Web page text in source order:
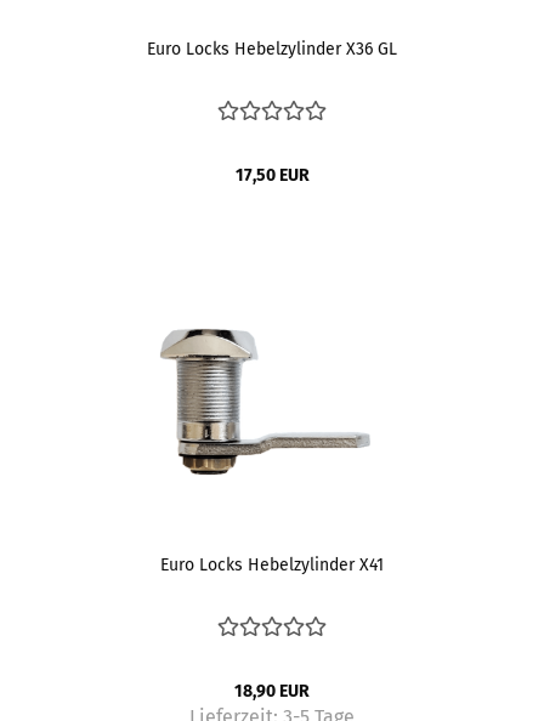
Euro Locks Hebelzylinder X36 GL
17,50 EUR
Euro Locks Hebelzylinder X41
18,90 EUR